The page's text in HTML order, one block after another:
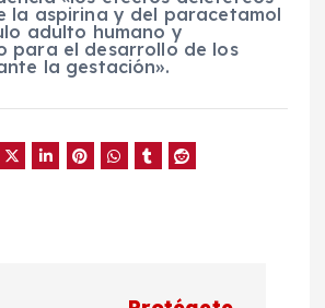
la aspirina y del paracetamol
adulto humano y
para el desarrollo de los
la gestación».